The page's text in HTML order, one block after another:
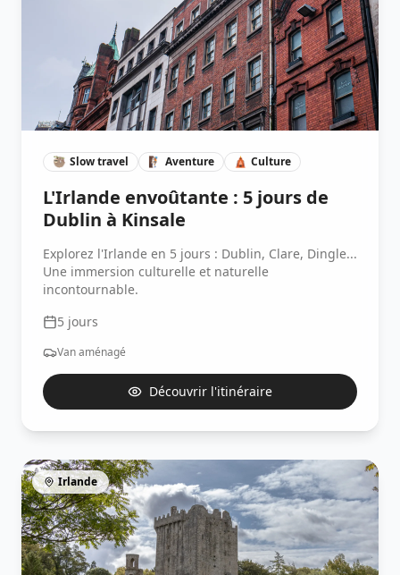
🦥 Slow travel 🧗🏽 Aventure 🛕 Culture
L'Irlande envoûtante : 5 jours de
Dublin à Kinsale
Explorez l'Irlande en 5 jours : Dublin, Clare, Dingle...
Une immersion culturelle et naturelle
incontournable.
5 jours
Van aménagé
Découvrir l'itinéraire
Irlande